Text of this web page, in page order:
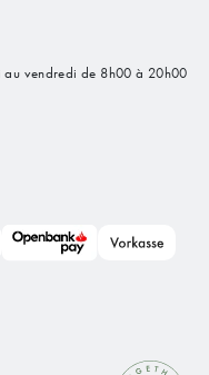
vendredi de 8h00 à 20h00